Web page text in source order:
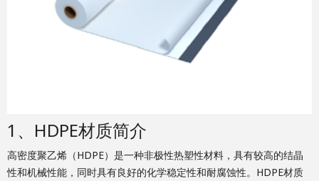
1、HDPE材质简介
高密度聚乙烯（HDPE）是一种非极性热塑性材料，具有较高的结晶
性和机械性能，同时具有良好的化学稳定性和耐腐蚀性。HDPE材质